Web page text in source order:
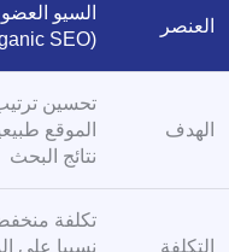
العنصر
السيو
(Organic SEO)
الهدف
تحسين
الموقع
نتائج البحث
التكلفة
تكلفة
نسبيا على